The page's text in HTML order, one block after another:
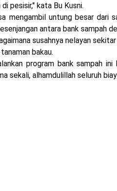
pesisir," kata Bu Kusni.
mengambil untung besar dari
antara bank sampah
susahnya nelayan
bakau.
program bank sampah
sekali, alhamdulillah seluruh